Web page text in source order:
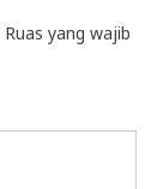
Ruas yang wajib